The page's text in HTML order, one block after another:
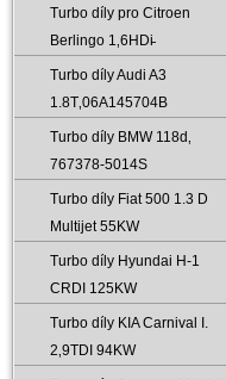
Turbo díly pro Citroen
Berlingo 1‚6HDi̵
Turbo díly Audi A3
1.8T‚06A145704B
Turbo díly BMW 118d‚
767378-5014S
Turbo díly Fiat 500 1.3 D
Multijet 55KW
Turbo díly Hyundai H-1
CRDI 125KW
Turbo díly KIA Carnival I.
2‚9TDI 94KW